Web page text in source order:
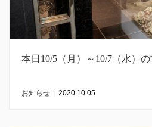
本日10/5（月）～10/7（水）
お知らせ 2020.10.05